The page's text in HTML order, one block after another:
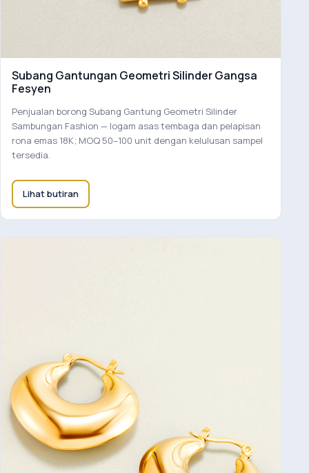
Subang Gantungan Geometri Silinder Gangsa
Fesyen
Penjualan borong Subang Gantung Geometri Silinder
Sambungan Fashion — logam asas tembaga dan pelapisan
rona emas 18K; MOQ 50–100 unit dengan kelulusan sampel
tersedia.
Lihat butiran